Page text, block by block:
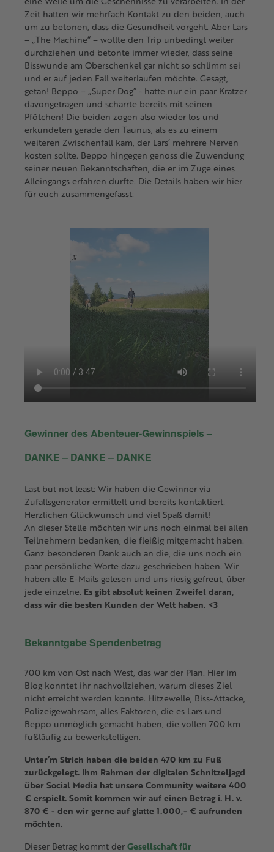
Zeit hatten wir mehrfach Kontakt zu den beiden, auch
um zu betonen, dass die Gesundheit vorgeht. Aber Lars
– „The Machine“ – wollte den Trip unbedingt weiter
durchziehen und betonte immer wieder, dass seine
Bisswunde am Oberschenkel gar nicht so schlimm sei
und er auf jeden Fall weiterlaufen möchte. Gesagt,
getan! Beppo – „Super Dog“ - hatte nur ein paar Kratzer
davongetragen und scharrte bereits mit seinen
Pfötchen! Die beiden zogen also wieder los und
erkundeten gerade den Taunus, als es zu einem
weiteren Zwischenfall kam, der Lars‘ mehrere Nerven
kosten sollte. Beppo hingegen genoss die Zuwendung
seiner neuen Bekanntschaften, die er im Zuge eines
Alleingangs erfahren durfte. Die Details haben wir hier
für euch zusammengefasst:
Gewinner des Abenteuer-Gewinnspiels –
DANKE – DANKE – DANKE
Last but not least: Wir haben die Gewinner via
Zufallsgenerator ermittelt und bereits kontaktiert.
Herzlichen Glückwunsch und viel Spaß damit!
An dieser Stelle möchten wir uns noch einmal bei allen
Teilnehmern bedanken, die fleißig mitgemacht haben.
Ganz besonderen Dank auch an die, die uns noch ein
paar persönliche Worte dazu geschrieben haben. Wir
haben alle E-Mails gelesen und uns riesig gefreut, über
jede einzelne. Es gibt absolut keinen Zweifel daran,
dass wir die besten Kunden der Welt haben. <3
Bekanntgabe Spendenbetrag
700 km von Ost nach West, das war der Plan. Hier im
Blog konntet ihr nachvollziehen, warum dieses Ziel
nicht erreicht werden konnte. Hitzewelle, Biss-Attacke,
Polizeigewahrsam, alles Faktoren, die es Lars und
Beppo unmöglich gemacht haben, die vollen 700 km
fußläufig zu bewerkstelligen.
Unter’m Strich haben die beiden 470 km zu Fuß
zurückgelegt. Ihm Rahmen der digitalen Schnitzeljagd
über Social Media hat unsere Community weitere 400
€ erspielt. Somit kommen wir auf einen Betrag i. H. v.
870 € - den wir gerne auf glatte 1.000,- € aufrunden
möchten.
Dieser Betrag kommt der Gesellschaft für